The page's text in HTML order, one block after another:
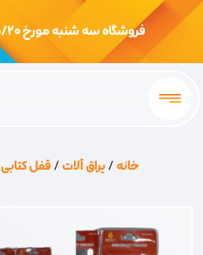
فروشگاه سه شنبه مورخ 05/20 تعطیل میباشد
خانه/یراق آلات/قفل کتابی